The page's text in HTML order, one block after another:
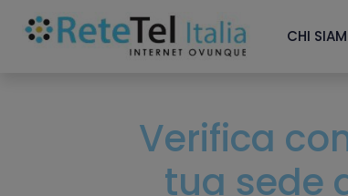
CHI
Verifica
tua sede